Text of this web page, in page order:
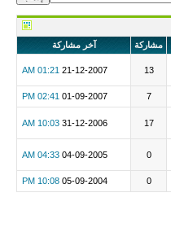
مشاركة آخر مشاركة
13
21-12-2007
01:21 AM
7
01-09-2007
02:41 PM
17
31-12-2006
10:03 AM
0
04-09-2005
04:33 AM
0
05-09-2004
10:08 PM